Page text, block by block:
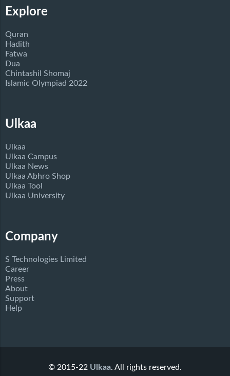
Explore
Quran
Hadith
Fatwa
Dua
Chintashil Shomaj
Islamic Olympiad 2022
Ulkaa
Ulkaa
Ulkaa Campus
Ulkaa News
Ulkaa Abhro Shop
Ulkaa Tool
Ulkaa University
Company
S Technologies Limited
Career
Press
About
Support
Help
© 2015-22 Ulkaa. All rights reserved.